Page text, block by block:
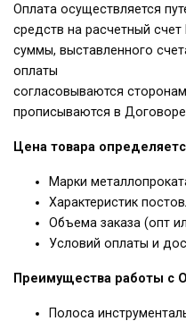
Оплата осуществляется
средств на расчетный
суммы, выставленного
оплаты
согласовываются
прописываются в
Цена товара
Марки
Характеристик
Объема заказа (опт
Условий оплаты и
Преимущества работы с
Полоса